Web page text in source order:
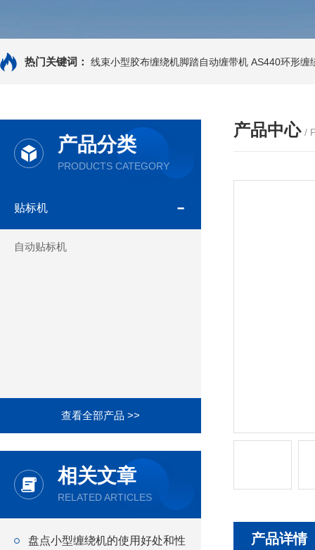
热门关键词： 线束小型胶布缠绕机脚踏自动缠带机 AS440环形缠
产品分类
PRODUCTS CATEGORY
贴标机
自动贴标机
查看全部产品 >>
相关文章
RELATED ARTICLES
盘点小型缠绕机的使用好处和性
产品中心 /
产品详情